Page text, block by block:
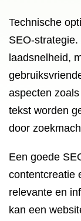
Technische
SEO-
laadsnelheid,
aspecten
tekst worden
door
Een goede
contentcreatie
relevante en
kan een